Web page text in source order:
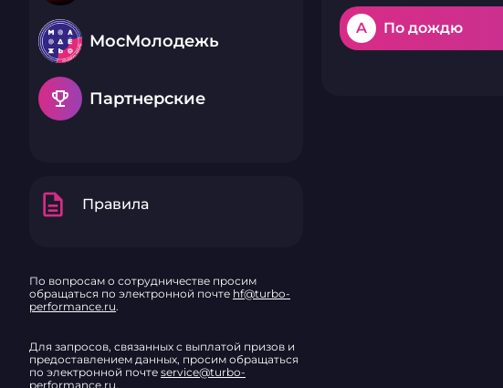
МосМолодежь
emoji_events Партнерские
description Правила
По вопросам о сотрудничестве просим
обращаться по электронной почте hf@turbo-
performance.ru.
Для запросов, связанных с выплатой призов и
предоставлением данных, просим обращаться
по электронной почте service@turbo-
performance.ru.
A По дождю